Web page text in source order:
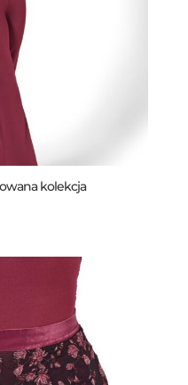
kolekcja